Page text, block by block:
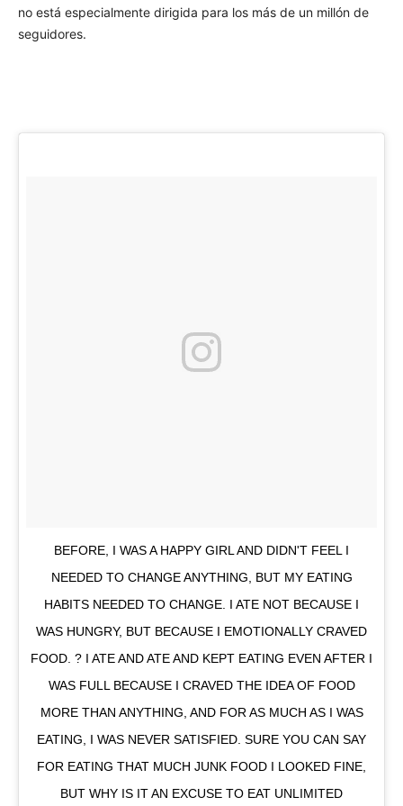
no está especialmente dirigida para los más de un millón de
seguidores.
BEFORE, I WAS A HAPPY GIRL AND DIDN'T FEEL I
NEEDED TO CHANGE ANYTHING, BUT MY EATING
HABITS NEEDED TO CHANGE. I ATE NOT BECAUSE I
WAS HUNGRY, BUT BECAUSE I EMOTIONALLY CRAVED
FOOD. ? I ATE AND ATE AND KEPT EATING EVEN AFTER I
WAS FULL BECAUSE I CRAVED THE IDEA OF FOOD
MORE THAN ANYTHING, AND FOR AS MUCH AS I WAS
EATING, I WAS NEVER SATISFIED. SURE YOU CAN SAY
FOR EATING THAT MUCH JUNK FOOD I LOOKED FINE,
BUT WHY IS IT AN EXCUSE TO EAT UNLIMITED